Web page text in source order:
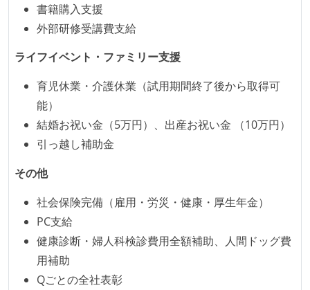
書籍購入支援
外部研修受講費支給
ライフイベント・ファミリー支援
育児休業・介護休業（試用期間終了後から取得可
能）
結婚お祝い金（5万円）、出産お祝い金 （10万円）
引っ越し補助金
その他
社会保険完備（雇用・労災・健康・厚生年金）
PC支給
健康診断・婦人科検診費用全額補助、人間ドッグ費
用補助
Qごとの全社表彰